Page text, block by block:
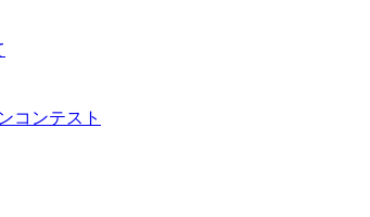
コンテスト